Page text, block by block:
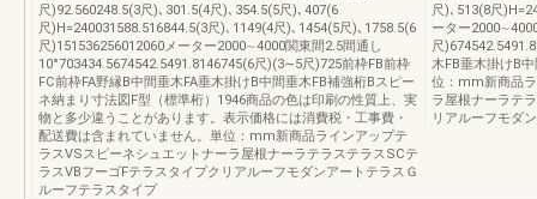
尺)92.560248.5(3尺)､301.5(4尺)､354.5(5尺)､407(6
尺)H=240031588.516844.5(3尺)､1149(4尺)､1454(5尺)､1758.5(6
尺)151536256012060メーター2000∼4000関東間2.5間通し
10°703434.5674542.5491.8146745(6尺)(3∼5尺)725前枠FB前枠
FC前枠FA野縁B中間垂木FA垂木掛けB中間垂木FB補強桁Bスピー
ネ納まり寸法図F型（標準桁）1946商品の色は印刷の性質上、実
物と多少違うことがあります。表示価格には消費税・工事費・
配送費は含まれていません。単位：mm新商品ラインアップテ
ラスVSスピーネシュエットナーラ屋根ナーラテラステラスSCテ
ラスVBフーゴFテラスタイプクリアルーフモダンアートテラスＧ
ルーフテラスタイプ
尺)､513(8尺
ーター
尺
木FB垂木掛けB
位：mm新商品
ラ屋根ナーラテ
リアルーフモダ